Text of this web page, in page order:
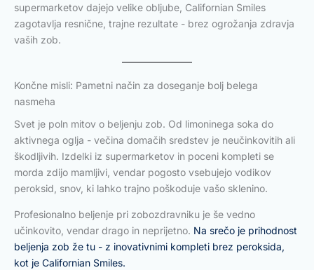
supermarketov dajejo velike obljube, Californian Smiles
zagotavlja resnične, trajne rezultate - brez ogrožanja zdravja
vaših zob.
Končne misli: Pametni način za doseganje bolj belega
nasmeha
Svet je poln mitov o beljenju zob. Od limoninega soka do
aktivnega oglja - večina domačih sredstev je neučinkovitih ali
škodljivih. Izdelki iz supermarketov in poceni kompleti se
morda zdijo mamljivi, vendar pogosto vsebujejo vodikov
peroksid, snov, ki lahko trajno poškoduje vašo sklenino.
Profesionalno beljenje pri zobozdravniku je še vedno
učinkovito, vendar drago in neprijetno. Na srečo je prihodnost
beljenja zob že tu - z inovativnimi kompleti brez peroksida,
kot je Californian Smiles.